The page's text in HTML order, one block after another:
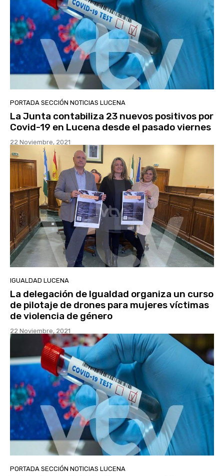
PORTADA SECCIÓN NOTICIAS LUCENA
La Junta contabiliza 23 nuevos positivos por
Covid-19 en Lucena desde el pasado viernes
22 Noviembre, 2021
IGUALDAD LUCENA
La delegación de Igualdad organiza un curso
de pilotaje de drones para mujeres víctimas
de violencia de género
22 Noviembre, 2021
PORTADA SECCIÓN NOTICIAS LUCENA